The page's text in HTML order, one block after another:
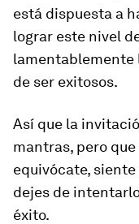
está dispuesta a
lograr este nivel
lamentablemente
de ser exitosos.
Así que la
mantras, pero
equivócate,
dejes de
éxito.